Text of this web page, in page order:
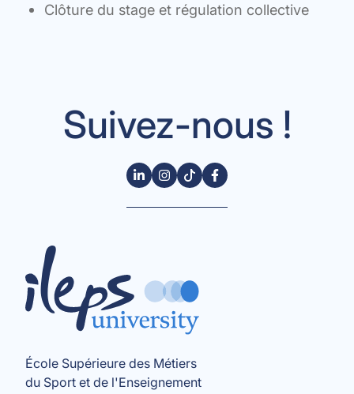
Clôture du stage et régulation collective
Suivez-nous !
École Supérieure des Métiers
du Sport et de l'Enseignement